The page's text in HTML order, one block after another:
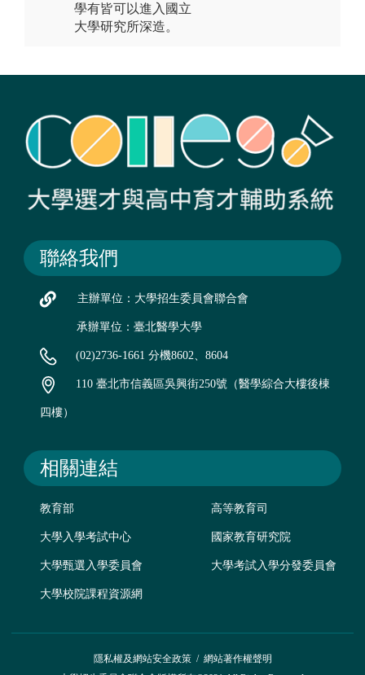
學有皆可以進入國立
大學研究所深造。
聯絡我們
主辦單位：大學招生委員會聯合會
承辦單位：臺北醫學大學
(02)2736-1661 分機8602、8604
110 臺北市信義區吳興街250號（醫學綜合大樓後棟
四樓）
相關連結
教育部 高等教育司
大學入學考試中心 國家教育研究院
大學甄選入學委員會 大學考試入學分發委員會
大學校院課程資源網
隱私權及網站安全政策/ 網站著作權聲明